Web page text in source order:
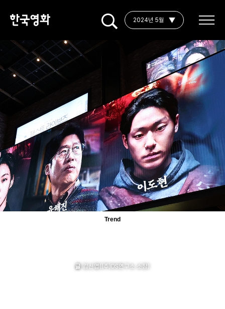
2024년 5월
Trend
글 김신엽((주)DS연구소 소장)